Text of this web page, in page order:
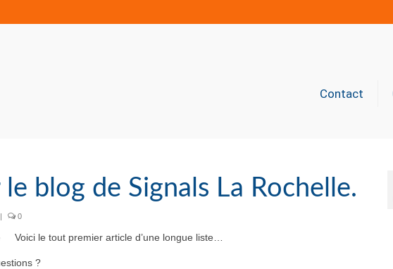
Contact
blog de Signals La Rochelle.
| 0
Voici le tout premier article d’une longue liste…
?